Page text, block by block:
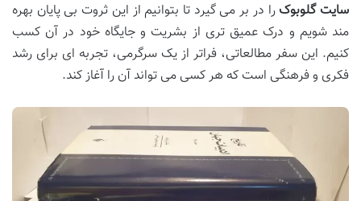
سایت گلوبوک را در بر می گیرد تا بتوانیم از این ثروت بی پایان بهره
مند شویم و درک عمیق تری از بشریت و جایگاه خود در آن کسب
کنیم. این سفر مطالعاتی، فراتر از یک سرگرمی، تجربه ای برای رشد
فکری و فرهنگی است که هر کسی می تواند آن را آغاز کند.